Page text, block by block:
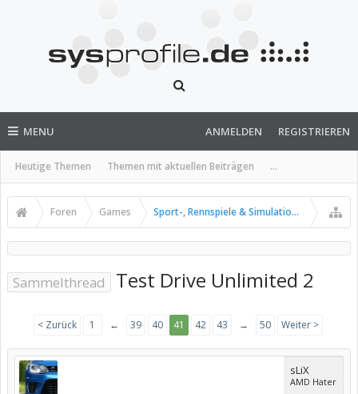
MENU
Heutige Themen Themen mit aktuellen Beiträgen ...
ANMELDEN REGISTRIEREN
Foren Games Sport-, Rennspiele & Simulationen
Sammelthread Test Drive Unlimited 2
< Zurück 1 ← 39 40 41 42 43 → 50 Weiter >
sLiX
AMD Hater